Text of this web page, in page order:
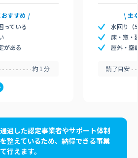
すすめ
っている
がある
約1分
主
水回り（
床・窓・
屋外・空
読了目安
過した認定事業者やサポート体制
整えているため、納得できる事業
行えます。